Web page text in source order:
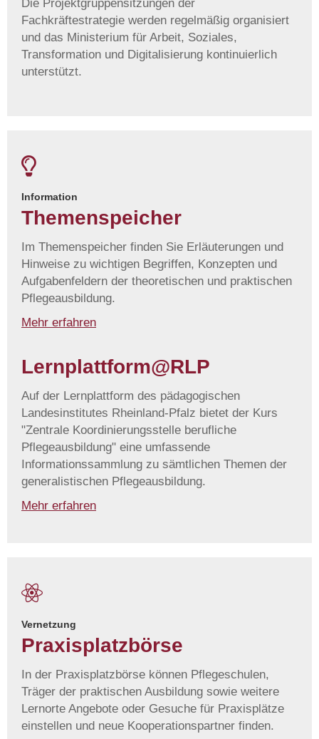
Die Projektgruppensitzungen der
Fachkräftestrategie werden regelmäßig organisiert
und das Ministerium für Arbeit, Soziales,
Transformation und Digitalisierung kontinuierlich
unterstützt.
Information
Themenspeicher
Im Themenspeicher finden Sie Erläuterungen und
Hinweise zu wichtigen Begriffen, Konzepten und
Aufgabenfeldern der theoretischen und praktischen
Pflegeausbildung.
Mehr erfahren
Lernplattform@RLP
Auf der Lernplattform des pädagogischen
Landesinstitutes Rheinland-Pfalz bietet der Kurs
"Zentrale Koordinierungsstelle berufliche
Pflegeausbildung" eine umfassende
Informationssammlung zu sämtlichen Themen der
generalistischen Pflegeausbildung.
Mehr erfahren
Vernetzung
Praxisplatzbörse
In der Praxisplatzbörse können Pflegeschulen,
Träger der praktischen Ausbildung sowie weitere
Lernorte Angebote oder Gesuche für Praxisplätze
einstellen und neue Kooperationspartner finden.